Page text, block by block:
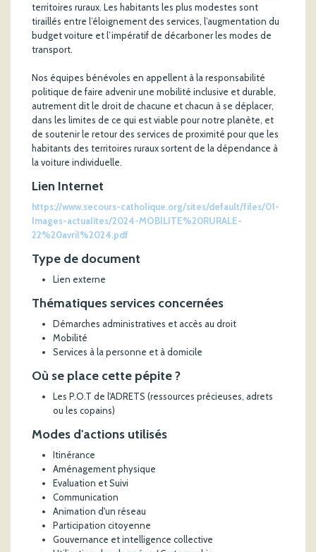
territoires ruraux. Les habitants les plus modestes sont
tiraillés entre l’éloignement des services, l’augmentation du
budget voiture et l’impératif de décarboner les modes de
transport.
Nos équipes bénévoles en appellent à la responsabilité
politique de faire advenir une mobilité inclusive et durable,
autrement dit le droit de chacune et chacun à se déplacer,
dans les limites de ce qui est viable pour notre planète, et
de soutenir le retour des services de proximité pour que les
habitants des territoires ruraux sortent de la dépendance à
la voiture individuelle.
Lien Internet
https://www.secours-catholique.org/sites/default/files/01-
Images-actualites/2024-MOBILITE%20RURALE-
22%20avril%2024.pdf
Type de document
Lien externe
Thématiques services concernées
Démarches administratives et accès au droit
Mobilité
Services à la personne et à domicile
Où se place cette pépite ?
Les P.O.T de l'ADRETS (ressources précieuses, adrets
ou les copains)
Modes d'actions utilisés
Itinérance
Aménagement physique
Evaluation et Suivi
Communication
Animation d'un réseau
Participation citoyenne
Gouvernance et intelligence collective